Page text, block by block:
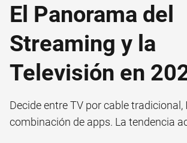
El Panorama del
Streaming y la
Televisión en
Decide entre TV por cable tradicional,
combinación de apps. La tendencia